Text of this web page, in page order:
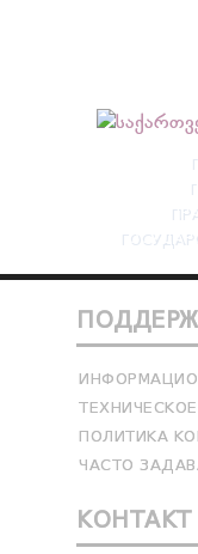
ПОЛИТИКА
ЧАСТО
КОНТАКТ